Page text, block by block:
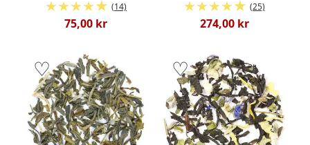
(14)
75,00 kr
(25)
274,00 kr